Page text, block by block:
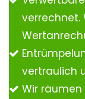
verrechnet.
vertraulich
Wir